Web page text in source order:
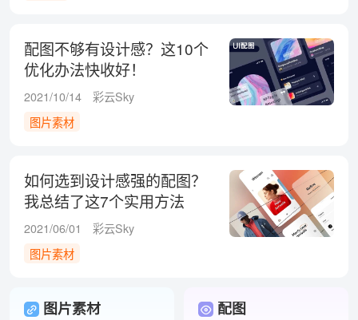
配图不够有设计感？这10个
优化办法快收好！
2021/10/14
彩云Sky
图片素材
如何选到设计感强的配图？
我总结了这7个实用方法
2021/06/01
彩云Sky
图片素材
图片素材 配图